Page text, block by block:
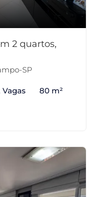
2 quartos,
SP
Vagas 80 m²